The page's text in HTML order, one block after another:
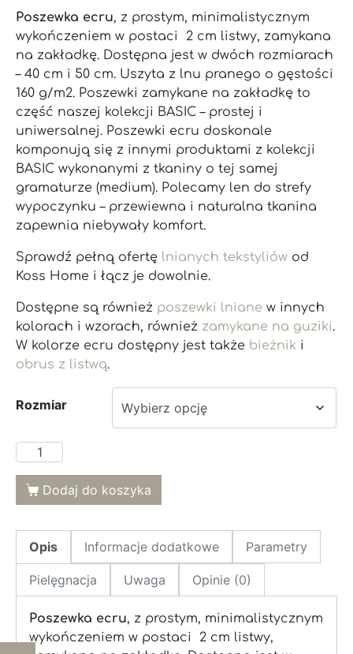
Poszewka ecru, z prostym, minimalistycznym
wykończeniem w postaci 2 cm listwy, zamykana
na zakładkę. Dostępna jest w dwóch rozmiarach
– 40 cm i 50 cm. Uszyta z lnu pranego o gęstości
160 g/m2. Poszewki zamykane na zakładkę to
część naszej kolekcji BASIC – prostej i
uniwersalnej. Poszewki ecru doskonale
komponują się z innymi produktami z kolekcji
BASIC wykonanymi z tkaniny o tej samej
gramaturze (medium). Polecamy len do strefy
wypoczynku – przewiewna i naturalna tkanina
zapewnia niebywały komfort.
Sprawdź pełną ofertę lnianych tekstyliów od
Koss Home i łącz je dowolnie.
Dostępne są również poszewki lniane w innych
kolorach i wzorach, również zamykane na guziki.
W kolorze ecru dostępny jest także bieżnik i
obrus z listwą.
Rozmiar
Dodaj do koszyka
Opis Informacje dodatkowe Parametry
Pielęgnacja Uwaga Opinie (0)
Poszewka ecru, z prostym, minimalistycznym
wykończeniem w postaci 2 cm listwy,